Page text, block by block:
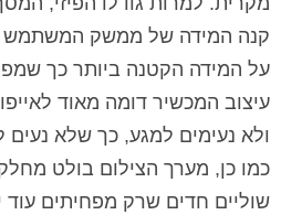
קנה המידה של ממשק המשתמש
על המידה הקטנה ביותר כך
ולא נעימים למגע, כך שלא נעים
כמו כן, מערך הצילום בולט
שוליים חדים שרק מפחיתים עוד